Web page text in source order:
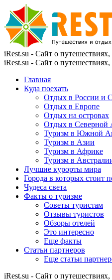
iRest.su - Сайт о
iRest.su - Сайт о
Главная
Куда поехать
Отдых в России и
Отдых в Европе
Отдых на островах
Отдых в Северной
Туризм в Южной
Туризм в Азии
Туризм в Африке
Туризм в
Лучшие курорты мира
Города в которых стоит
Чудеса света
Факты о туризме
Советы туристам
Отзывы туристов
Обзоры отелей
Это интересно
Еще факты
Статьи партнеров
Еще статьи
iRest.su - Сайт о